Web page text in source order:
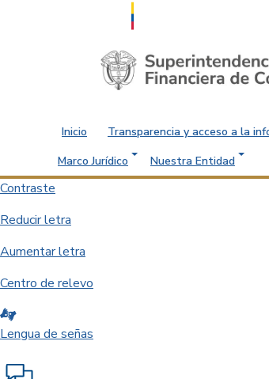
Saltar al contenido principal
Inicio Transparencia y acceso a la
Marco Jurídico
Nuestra Entidad
Contraste
Reducir letra
Aumentar letra
Centro de relevo
Lengua de señas